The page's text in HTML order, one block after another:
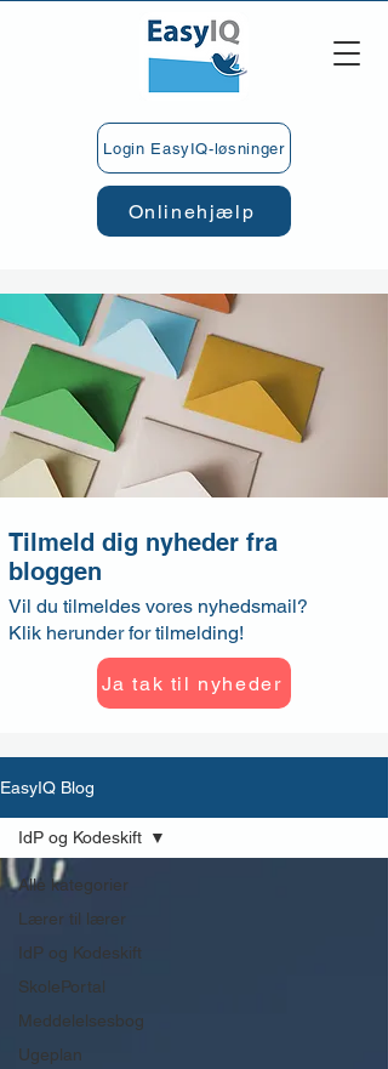
Login EasyIQ-løsninger
Onlinehjælp
Tilmeld dig nyheder fra
bloggen
Vil du tilmeldes vores nyhedsmail?
Klik herunder for tilmelding!
Ja tak til nyheder
EasyIQ Blog
Alle kategorier
Lærer til lærer
IdP og Kodeskift
SkolePortal
Meddelelsesbog
Ugeplan
IdP og Kodeskift